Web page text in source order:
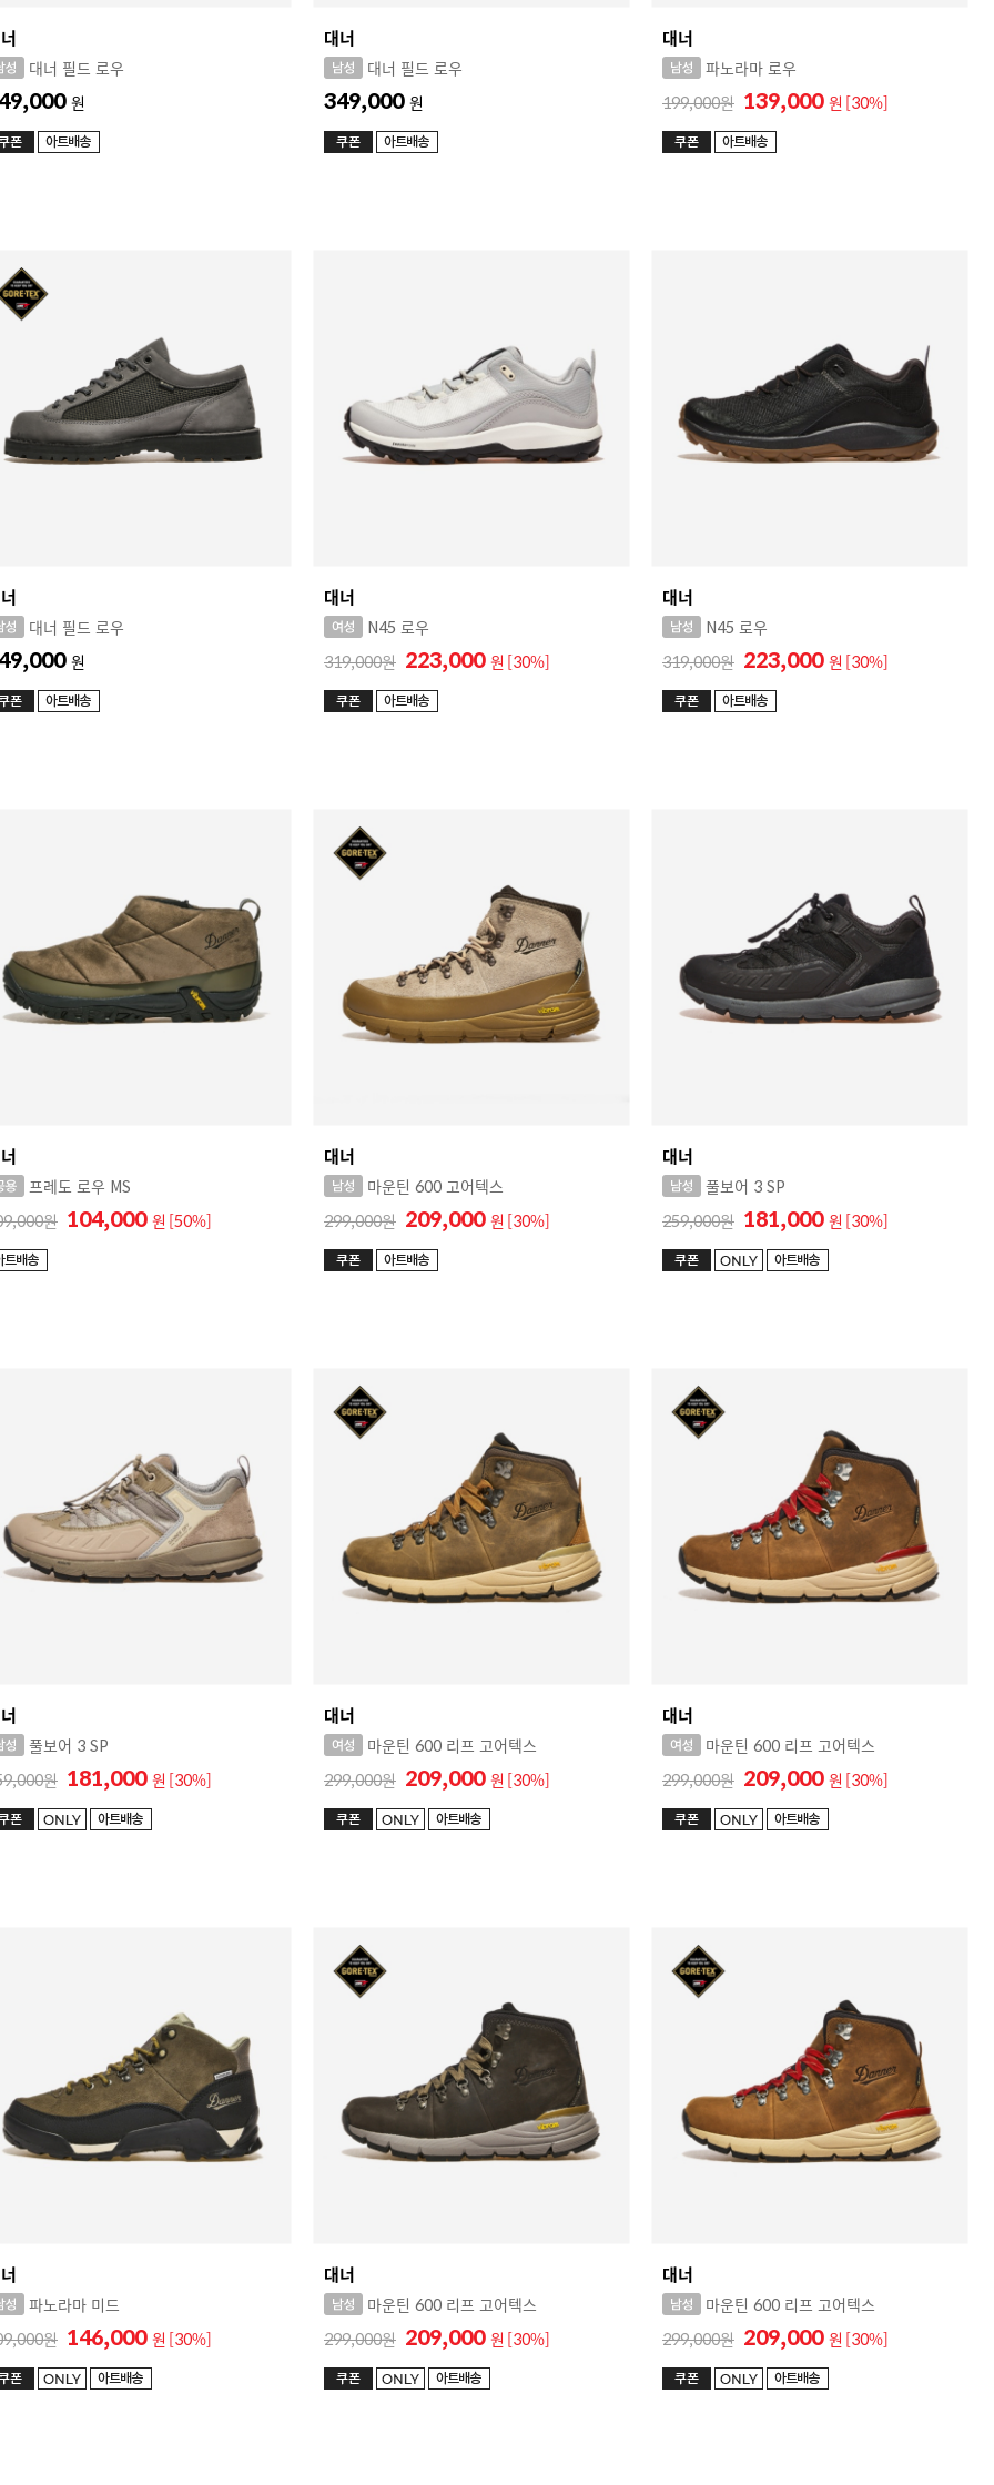
대너 필드 로우
원
대너
대너 필드 로우
349,000 원
대너
파노라마 로우
199,000
139,000 원 [30%]
대너 필드 로우
원
대너
N45 로우
319,000
223,000 원 [30%]
대너
N45 로우
319,000
223,000 원 [30%]
프레도 로우 MS
104,000 원 [50%]
대너
마운틴 600 고어텍스
299,000
209,000 원 [30%]
대너
풀보어 3 SP
259,000
181,000 원 [30%]
풀보어 3 SP
181,000 원 [30%]
대너
마운틴 600 리프 고어텍스
299,000
209,000 원 [30%]
대너
마운틴 600 리프 고어텍스
299,000
209,000 원 [30%]
파노라마 미드
146,000 원 [30%]
대너
마운틴 600 리프 고어텍스
299,000
209,000 원 [30%]
대너
마운틴 600 리프 고어텍스
299,000
209,000 원 [30%]